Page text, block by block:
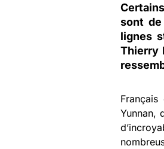
sont
lignes
Thierry
Yunnan,